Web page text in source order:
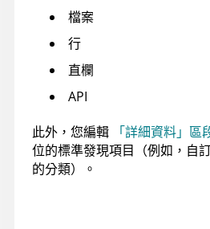
檔案
行
直欄
API
此外，您編輯
「詳細資料」區
位的標準發現項目（例如，自
的分類）。